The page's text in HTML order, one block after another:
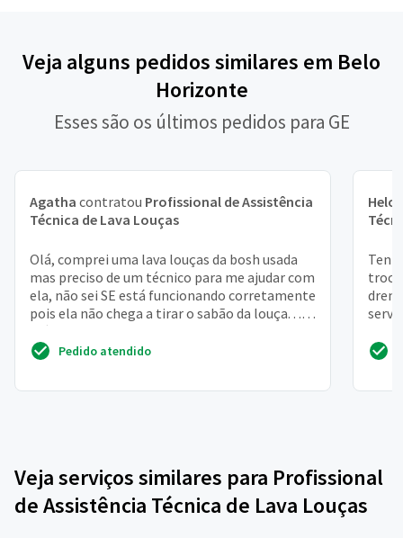
Veja alguns pedidos similares em Belo
Horizonte
Esses são os últimos pedidos para GE
Agatha contratou Profissional de Assistência
Técnica de Lava Louças
Olá, comprei uma lava louças da bosh usada
mas preciso de um técnico para me ajudar com
ela, não sei SE está funcionando corretamente
pois ela não chega a tirar o sabão da louça. . .
Além...
Pedido atendido
Veja serviços similares para Profissional
de Assistência Técnica de Lava Louças